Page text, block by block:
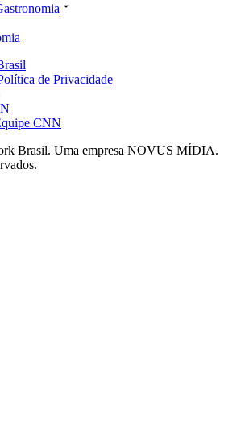
de Privacidade
CNN
Brasil. Uma empresa NOVUS MÍDIA.